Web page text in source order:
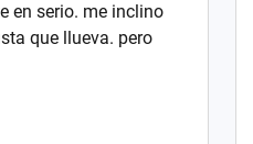
en serio. me inclino
que llueva. pero